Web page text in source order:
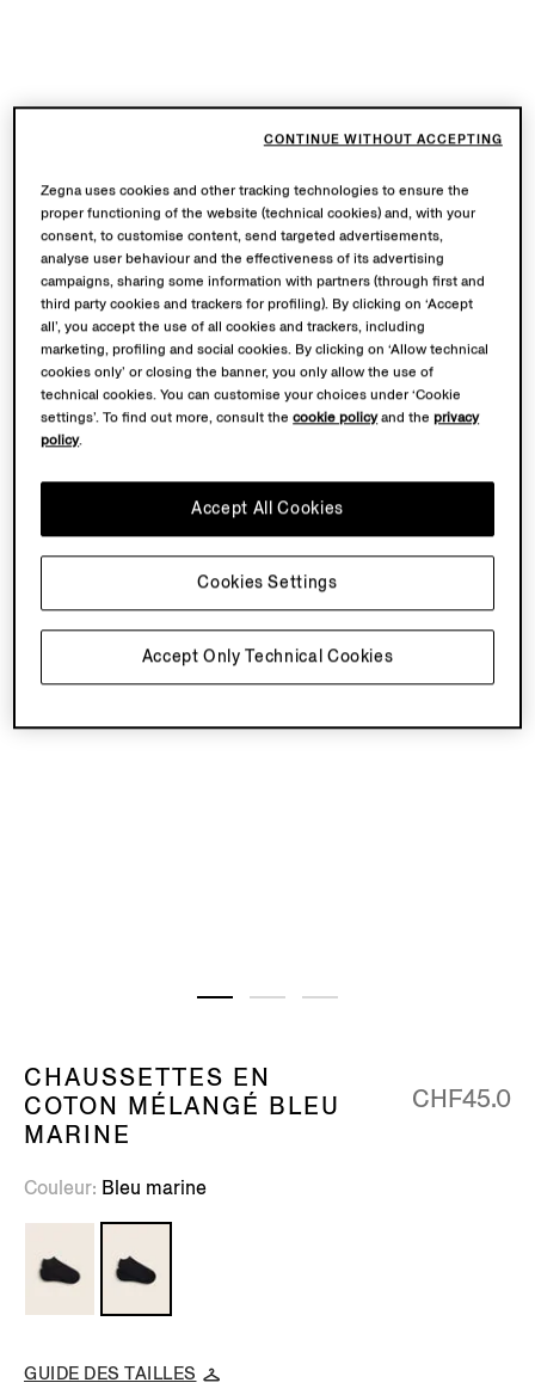
CHAUSSETTES EN
COTON MÉLANGÉ BLEU
MARINE
CHF45.0
Couleur Bleu marine
GUIDE DES TAILLES
Zegna uses cookies and other tracking technologies to ensure the
proper functioning of the website (technical cookies) and, with your
consent, to customise content, send targeted advertisements,
analyse user behaviour and the effectiveness of its advertising
campaigns, sharing some information with partners (through first and
third party cookies and trackers for profiling). By clicking on ‘Accept
all’, you accept the use of all cookies and trackers, including
marketing, profiling and social cookies. By clicking on ‘Allow technical
cookies only’ or closing the banner, you only allow the use of
technical cookies. You can customise your choices under ‘Cookie
settings’. To find out more, consult thecookie policyand theprivacy
policy.
Accept Only Technical Cookies
Accept All Cookies
Cookies Settings
CONTINUE WITHOUT ACCEPTING